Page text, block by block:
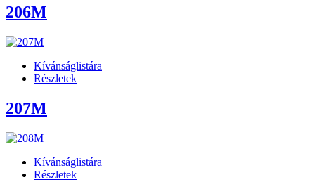
206M
Kívánságlistára
Részletek
207M
Kívánságlistára
Részletek